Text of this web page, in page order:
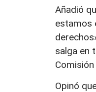
Añadió
estamos
salga en
Opinó